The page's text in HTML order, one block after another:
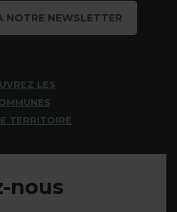
NOTRE NEWSLETTER
LES
TERRITOIRE
nous